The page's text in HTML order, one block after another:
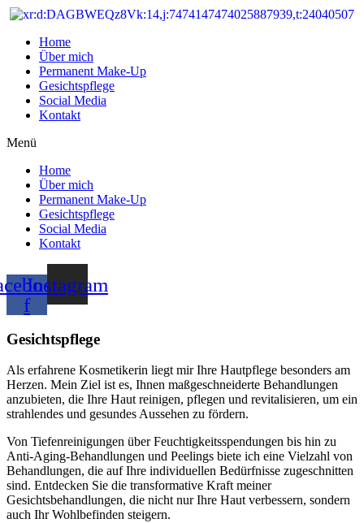
Home
Über mich
Permanent Make-Up
Gesichtspflege
Social Media
Kontakt
Menü
Home
Über mich
Permanent Make-Up
Gesichtspflege
Social Media
Kontakt
f
Instagram
Gesichtspflege
Als erfahrene Kosmetikerin liegt mir Ihre Hautpflege besonders am
Herzen. Mein Ziel ist es, Ihnen maßgeschneiderte Behandlungen
anzubieten, die Ihre Haut reinigen, pflegen und revitalisieren, um ein
strahlendes und gesundes Aussehen zu fördern.
Von Tiefenreinigungen über Feuchtigkeitsspendungen bis hin zu
Anti-Aging-Behandlungen und Peelings biete ich eine Vielzahl von
Behandlungen, die auf Ihre individuellen Bedürfnisse zugeschnitten
sind. Entdecken Sie die transformative Kraft meiner
Gesichtsbehandlungen, die nicht nur Ihre Haut verbessern, sondern
auch Ihr Wohlbefinden steigern.